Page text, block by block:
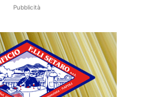
Pubblicità